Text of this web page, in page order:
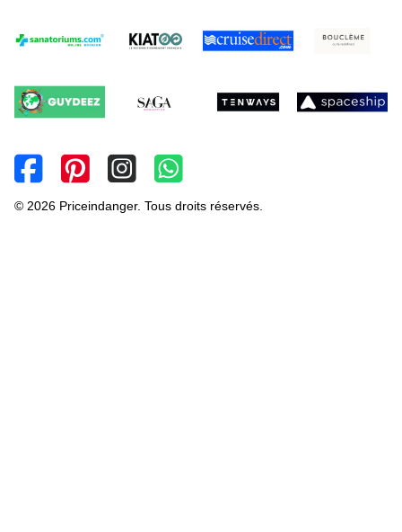
© 2026 Priceindanger. Tous droits réservés.